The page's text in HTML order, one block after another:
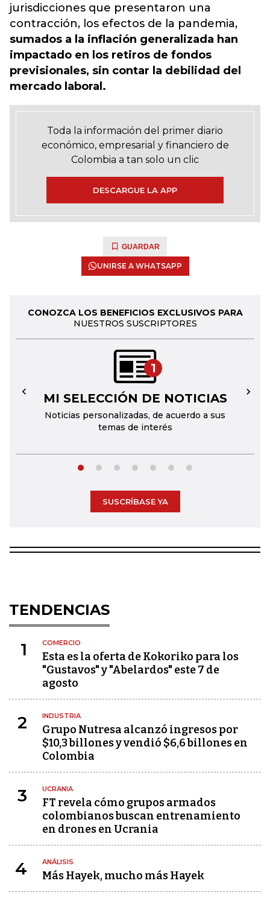
jurisdicciones que presentaron una
contracción, los efectos de la pandemia,
sumados a la inflación generalizada han
impactado en los retiros de fondos
previsionales, sin contar la debilidad del
mercado laboral.
Toda la información del primer diario
económico, empresarial y financiero de
Colombia a tan solo un clic
DESCARGUE LA APP
GUARDAR
UNIRSE A WHATSAPP
CONOZCA LOS BENEFICIOS EXCLUSIVOS PARA
NUESTROS SUSCRIPTORES
1
MI SELECCIÓN DE NOTICIAS
Noticias personalizadas, de acuerdo a sus
temas de interés
← →
SUSCRÍBASE YA
TENDENCIAS
1 COMERCIO
Esta es la oferta de Kokoriko para los
"Gustavos" y "Abelardos" este 7 de
agosto
2 INDUSTRIA
Grupo Nutresa alcanzó ingresos por
$10,3 billones y vendió $6,6 billones en
Colombia
3 UCRANIA
FT revela cómo grupos armados
colombianos buscan entrenamiento
en drones en Ucrania
4 ANÁLISIS
Más Hayek, mucho más Hayek